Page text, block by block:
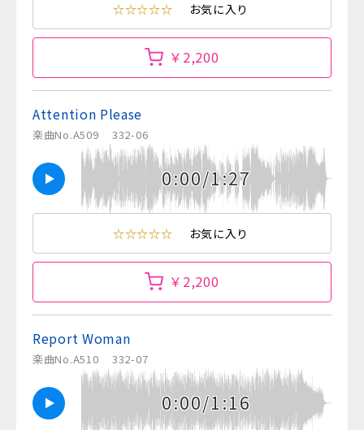
☆☆☆☆☆ お気に入り
￥2,200
Attention Please
楽曲No.A509 332-06
0:00/1:27
☆☆☆☆☆ お気に入り
￥2,200
Report Woman
楽曲No.A510 332-07
0:00/1:16